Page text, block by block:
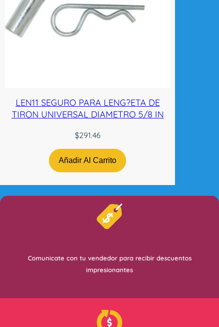
LEN11 SEGURO PARA LENG?ETA DE
TIRON UNIVERSAL DIAMETRO 5/8 IN
$291.46
Añadir Al Carrito
Comunicate con tu vendedor para recibir descuentos
impresionantes